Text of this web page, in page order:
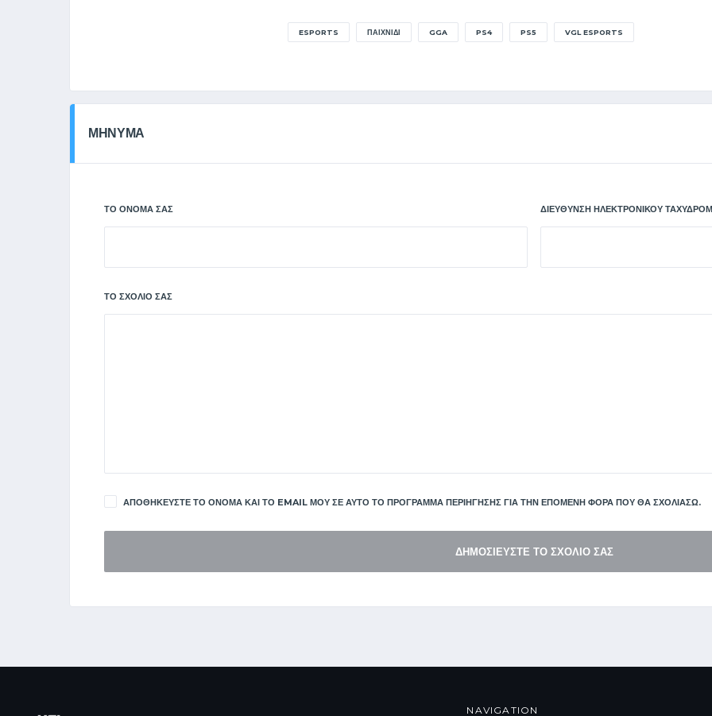
ESPORTS ΠΑΙΧΝΊΔΙ GGA PS4 PS5 VGL ESPORTS
ΜΗΝΥΜΑ
ΤΟ ΌΝΟΜΆ ΣΑΣ ΔΙΕΎΘΥΝΣΗ ΗΛΕΚΤΡΟΝΙΚΟΎ
ΤΟ ΣΧΌΛΙΌ ΣΑΣ
ΑΠΟΘΗΚΕΎΣΤΕ ΤΟ ΌΝΟΜΑ ΚΑΙ ΤΟ EMAIL ΜΟΥ ΣΕ ΑΥΤΌ ΤΟ ΠΡΌΓΡΑΜΜΑ ΠΕΡΙΉΓΗΣΗΣ ΓΙΑ ΤΗΝ ΕΠΌΜΕΝΗ ΦΟΡΆ ΠΟΥ ΘΑ ΣΧΟΛΙΆΣΩ.
NAVIGATION